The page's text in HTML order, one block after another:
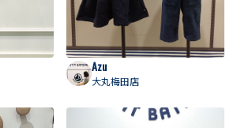
Azu
大丸梅田店